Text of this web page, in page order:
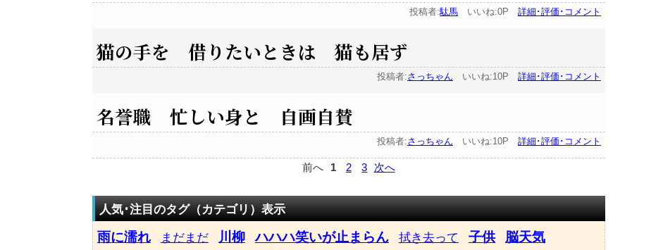
投稿者:駄馬 いいね:0P 詳細･評価･コメント
猫の手を 借りたいときは 猫も居ず
投稿者:さっちゃん いいね:10P 詳細･評価･コメント
名誉職 忙しい身と 自画自賛
投稿者:さっちゃん いいね:10P 詳細･評価･コメント
前へ 1 2 3 次へ
人気･注目のタグ（カテゴリ）表示
雨に濡れ まだまだ 川柳 ハハハ笑いが止まらん 拭き去って 子供 脳天気